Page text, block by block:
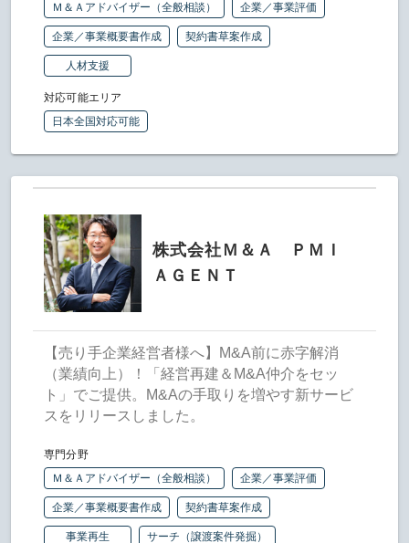
Ｍ＆Ａアドバイザー（全般相談）
企業／事業評価
企業／事業概要書作成 契約書草案作成
人材支援
対応可能エリア
日本全国対応可能
株式会社Ｍ＆Ａ ＰＭＩ
ＡＧＥＮＴ
【売り手企業経営者様へ】M&A前に赤字解消
（業績向上）！「経営再建＆M&A仲介をセッ
ト」でご提供。M&Aの手取りを増やす新サービ
スをリリースしました。
専門分野
Ｍ＆Ａアドバイザー（全般相談）
企業／事業評価
企業／事業概要書作成 契約書草案作成
事業再生 サーチ（譲渡案件発掘）